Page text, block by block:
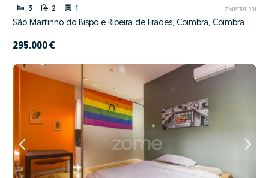
3 2 1 ZMPT591291
São Martinho do Bispo e Ribeira de Frades, Coimbra, Coimbra
295.000 €